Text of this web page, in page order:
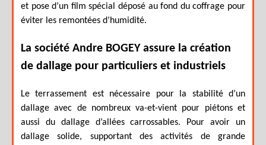
et pose d’un film spécial déposé au fond du coffrage pour
éviter les remontées d’humidité.
La société Andre BOGEY assure la création
de dallage pour particuliers et industriels
Le terrassement est nécessaire pour la stabilité d’un
dallage avec de nombreux va-et-vient pour piétons et
aussi du dallage d’allées carrossables. Pour avoir un
dallage solide, supportant des activités de grande